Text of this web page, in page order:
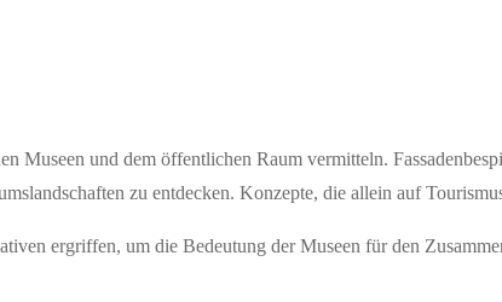
Museen und dem öffentlichen Raum vermitteln.
zu entdecken. Konzepte, die allein auf
ergriffen, um die Bedeutung der Museen für den